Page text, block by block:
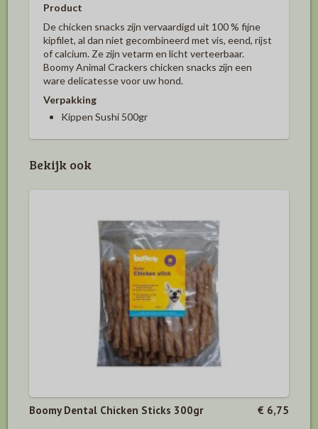
Product
De chicken snacks zijn vervaardigd uit 100 % fijne
kipfilet, al dan niet gecombineerd met vis, eend, rijst
of calcium. Ze zijn vetarm en licht verteerbaar.
Boomy Animal Crackers chicken snacks zijn een
ware delicatesse voor uw hond.
Verpakking
Kippen Sushi 500gr
Bekijk ook
Boomy Dental Chicken Sticks 300gr € 6,75